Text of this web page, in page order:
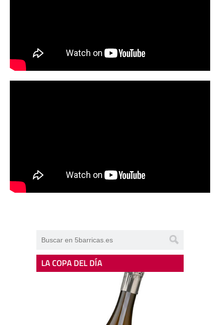
LA COPA DEL DÍA